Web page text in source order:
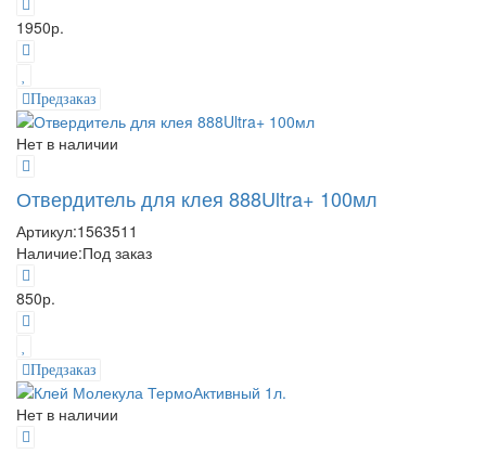
1950р.
Предзаказ
Нет в наличии
Отвердитель для клея 888Ultra+ 100мл
Артикул:1563511
Наличие:Под заказ
850р.
Предзаказ
Нет в наличии